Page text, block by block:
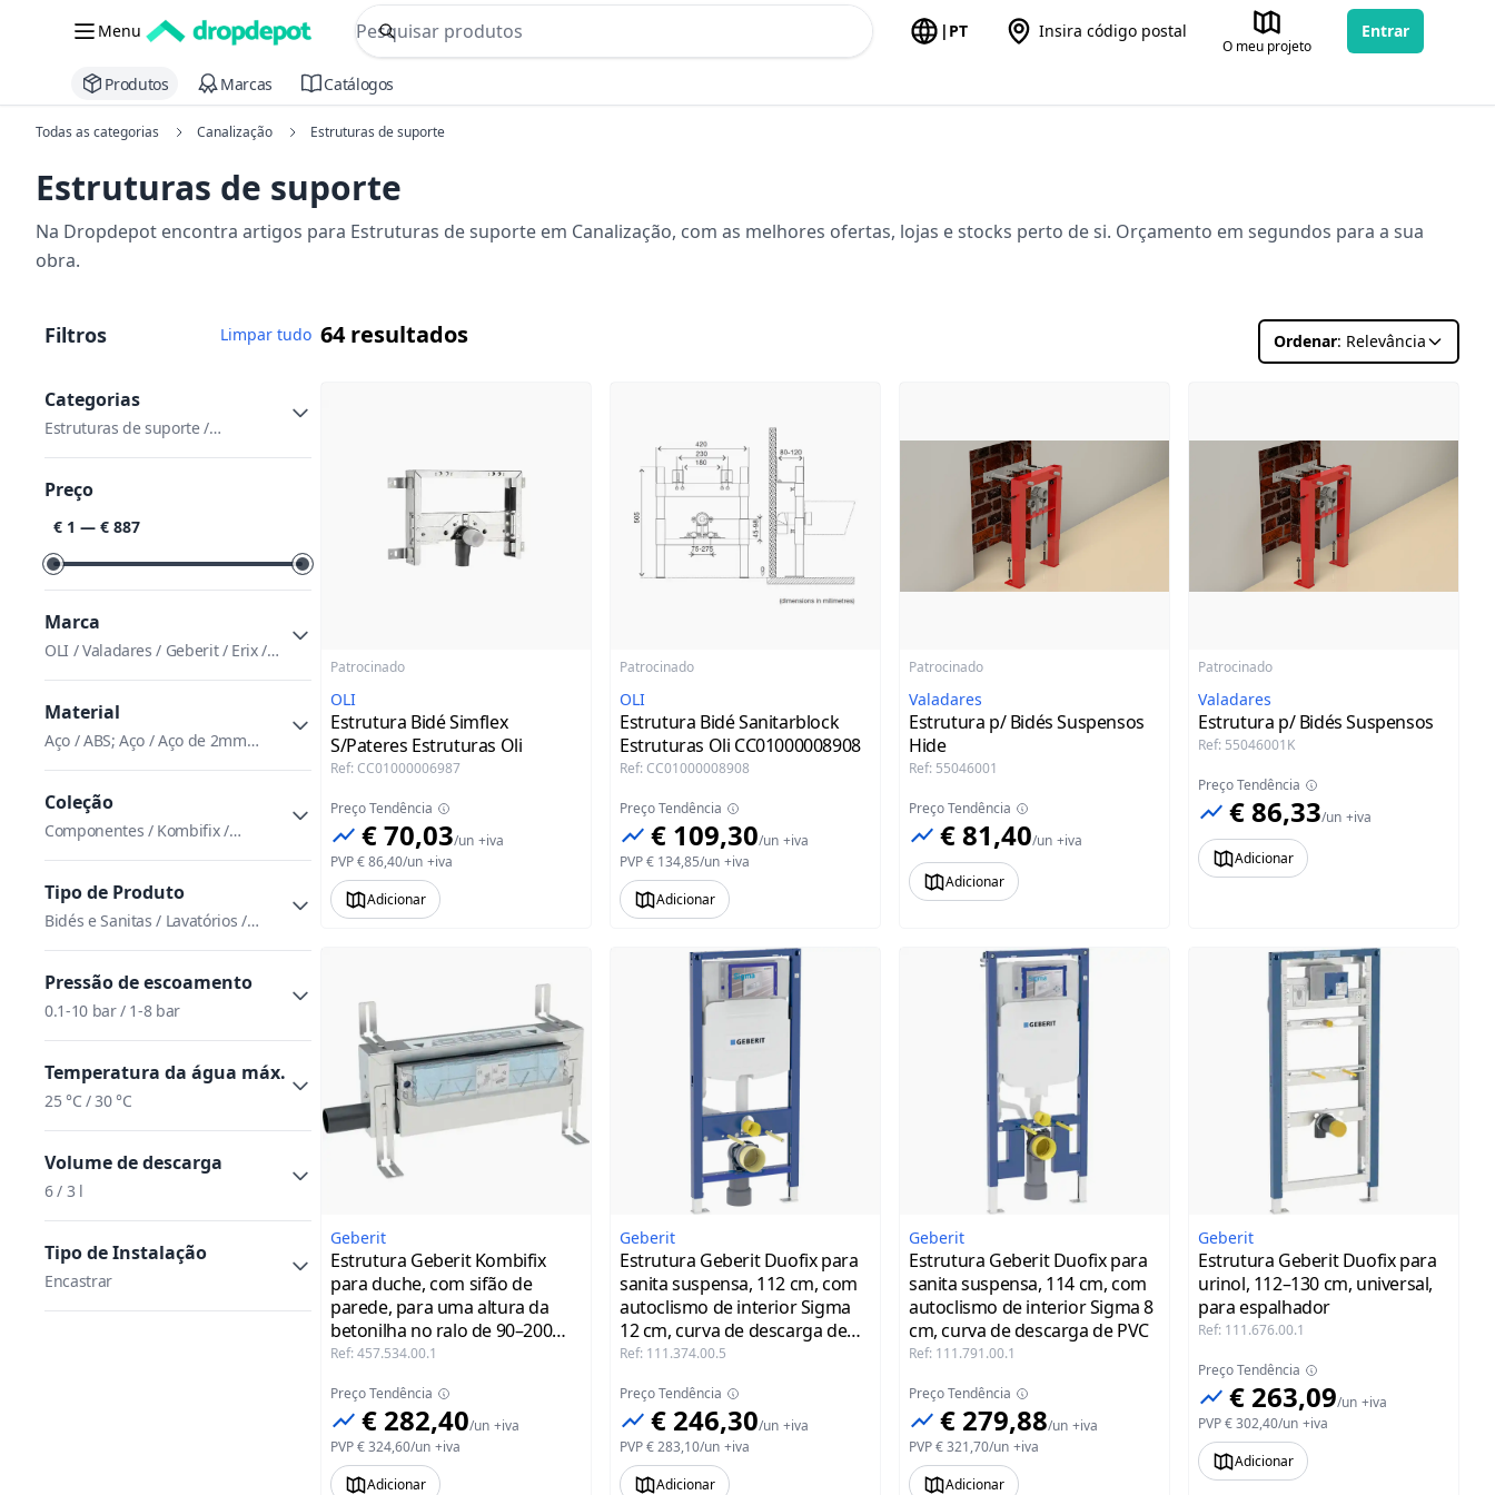
Menu
commerce search no header
Procurar
| PT Insira código postal
O meu projeto
Entrar
Produtos Marcas Catálogos
Todas as categorias Canalização Estruturas de suporte
Estruturas de suporte
Na Dropdepot encontra artigos para Estruturas de suporte em Canalização, com as melhores ofertas, lojas e stocks perto de si. Orçamento em segundos para a sua
obra.
Filtros Limpar tudo
Categorias
Estruturas de suporte /
Preço
Classificar por preço
€ 1 — € 887
Marca
OLI / Valadares / Geberit / Erix /
Material
Aço / ABS; Aço / Aço de 2mm
Coleção
Componentes / Kombifix /
Tipo de Produto
Bidés e Sanitas / Lavatórios /
Pressão de escoamento
0.1-10 bar / 1-8 bar
Temperatura da água máx.
25 °C / 30 °C
Volume de descarga
6 / 3 l
Tipo de Instalação
Encastrar
Ordenar: Relevância
64 resultados
Patrocinado
OLI
Estrutura Bidé Simflex
S/Pateres Estruturas Oli
Ref: CC01000006987
Preço Tendência
€ 70,03/un +iva
PVP€ 86,40/un +iva
Adicionar
Patrocinado
OLI
Estrutura Bidé Sanitarblock
Estruturas Oli CC01000008908
Ref: CC01000008908
Preço Tendência
€ 109,30/un +iva
PVP€ 134,85/un +iva
Adicionar
Patrocinado
Valadares
Estrutura p/ Bidés Suspensos
Hide
Ref: 55046001
Preço Tendência
€ 81,40/un +iva
Adicionar
Patrocinado
Valadares
Estrutura p/ Bidés Suspensos
Ref: 55046001K
Preço Tendência
€ 86,33/un +iva
Adicionar
Geberit
Estrutura Geberit Kombifix
para duche, com sifão de
parede, para uma altura da
betonilha no ralo de 90–200
mm - Geberit
Ref: 457.534.00.1
Preço Tendência
€ 282,40/un +iva
PVP€ 324,60/un +iva
Adicionar
Geberit
Estrutura Geberit Duofix para
sanita suspensa, 112 cm, com
autoclismo de interior Sigma
12 cm, curva de descarga de
PVC - Geberit
Ref: 111.374.00.5
Preço Tendência
€ 246,30/un +iva
PVP€ 283,10/un +iva
Adicionar
Geberit
Estrutura Geberit Duofix para
sanita suspensa, 114 cm, com
autoclismo de interior Sigma 8
cm, curva de descarga de PVC
Ref: 111.791.00.1
Preço Tendência
€ 279,88/un +iva
PVP€ 321,70/un +iva
Adicionar
Geberit
Estrutura Geberit Duofix para
urinol, 112–130 cm, universal,
para espalhador
Ref: 111.676.00.1
Preço Tendência
€ 263,09/un +iva
PVP€ 302,40/un +iva
Adicionar